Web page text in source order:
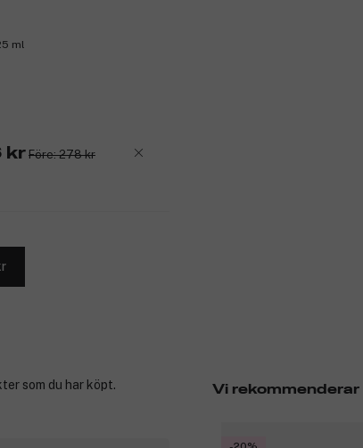
ml
krFöre: 278 kr
Vi rekommenderar
som du har köpt.